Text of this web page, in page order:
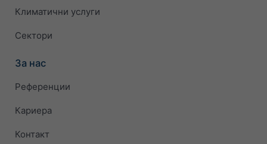
Климатични услуги
Сектори
За нас
Референции
Кариера
Контакт